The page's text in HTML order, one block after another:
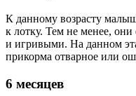
К данному возрасту
к лотку. Тем не менее,
и игривыми. На данном
прикорма отварное или
6 месяцев